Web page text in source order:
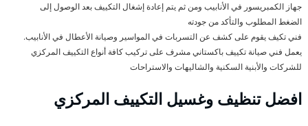
جهاز الكمبريسور في الأنابيب ومن ثم يتم إعادة إشغال التكييف بعد الوصول إلى
الضغط المطلوب والتأكد من جودته
فني تكيف يقوم على كشف عن التسربات في المواسير وصيانة الأعطال في الأنابيب.
يعمل فني صيانة تكييف باكستاني مشرف على تركيب كافة أنواع التكييف المركزي
للشركات والأبنية السكنية والشاليهات والاستراحات
افضل تنظيف وغسيل التكييف المركزي